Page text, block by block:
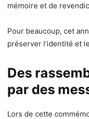
mémoire et de
Pour beaucoup, cet
préserver l’identité et
Des
par des
Lors de cette